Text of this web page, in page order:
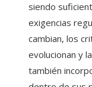
siendo
exigencias
cambian, los
evolucionan y
también